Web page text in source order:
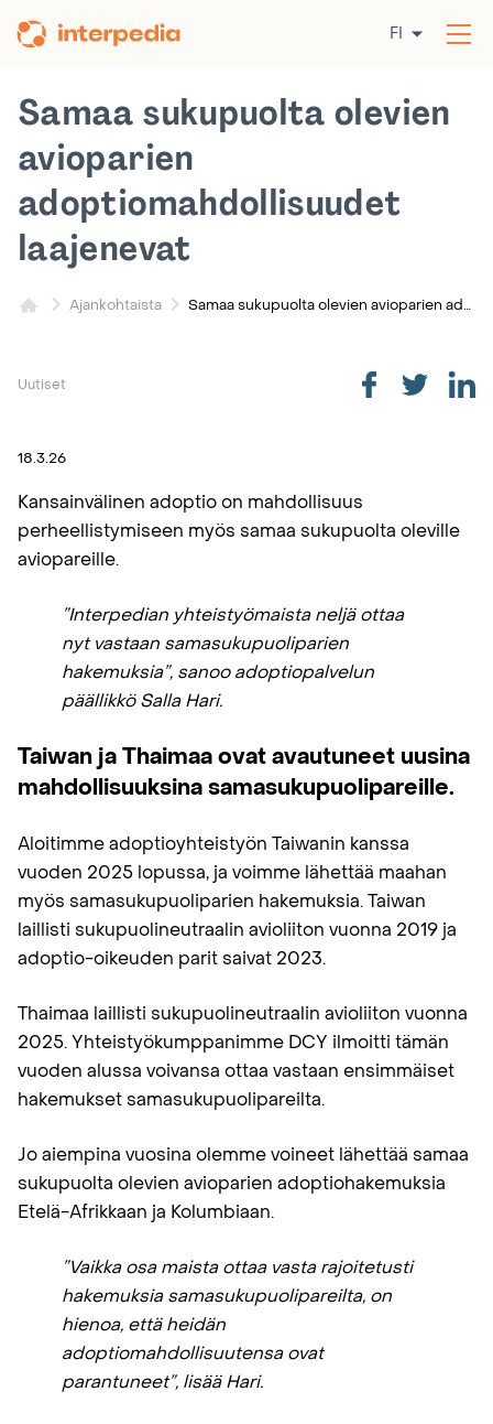
sisältöön
FI
Ajankohtaista Samaa sukupuolta olevien avioparien adoptiomahdollisuudet laajenevat
Samaa sukupuolta olevien
avioparien
adoptiomahdollisuudet
laajenevat
Uutiset
18.3.26
Kansainvälinen adoptio on mahdollisuus
perheellistymiseen myös samaa sukupuolta oleville
aviopareille.
”Interpedian yhteistyömaista neljä ottaa
nyt vastaan samasukupuoliparien
hakemuksia”, sanoo adoptiopalvelun
päällikkö Salla Hari.
Taiwan ja Thaimaa ovat avautuneet uusina
mahdollisuuksina samasukupuolipareille.
Aloitimme adoptioyhteistyön Taiwanin kanssa
vuoden 2025 lopussa, ja voimme lähettää maahan
myös samasukupuoliparien hakemuksia. Taiwan
laillisti sukupuolineutraalin avioliiton vuonna 2019 ja
adoptio-oikeuden parit saivat 2023.
Thaimaa laillisti sukupuolineutraalin avioliiton vuonna
2025. Yhteistyökumppanimme DCY ilmoitti tämän
vuoden alussa voivansa ottaa vastaan ensimmäiset
hakemukset samasukupuolipareilta.
Jo aiempina vuosina olemme voineet lähettää samaa
sukupuolta olevien avioparien adoptiohakemuksia
Etelä-Afrikkaan ja Kolumbiaan.
”Vaikka osa maista ottaa vasta rajoitetusti
hakemuksia samasukupuolipareilta, on
hienoa, että heidän
adoptiomahdollisuutensa ovat
parantuneet”, lisää Hari.